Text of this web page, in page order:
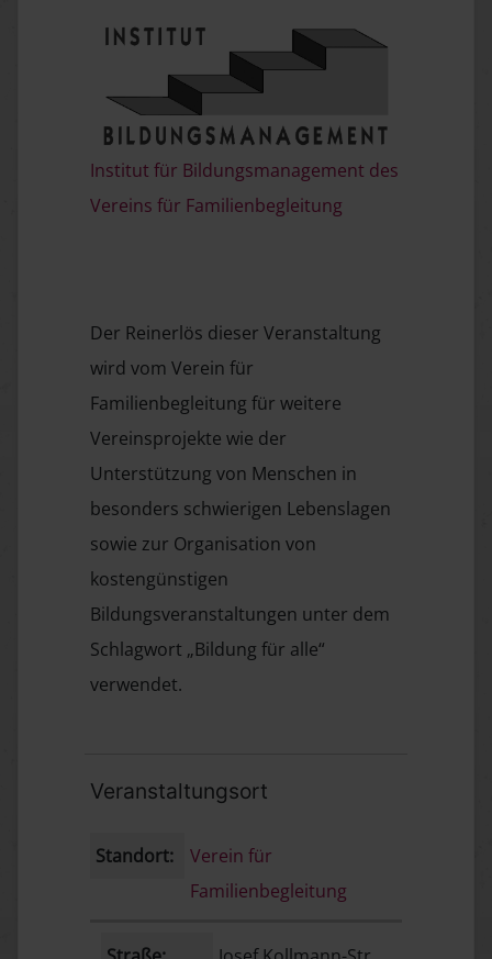
Institut für Bildungsmanagement des
Vereins für Familienbegleitung
Der Reinerlös dieser Veranstaltung
wird vom Verein für
Familienbegleitung für weitere
Vereinsprojekte wie der
Unterstützung von Menschen in
besonders schwierigen Lebenslagen
sowie zur Organisation von
kostengünstigen
Bildungsveranstaltungen unter dem
Schlagwort „Bildung für alle“
verwendet.
Veranstaltungsort
Standort:
Verein für
Familienbegleitung